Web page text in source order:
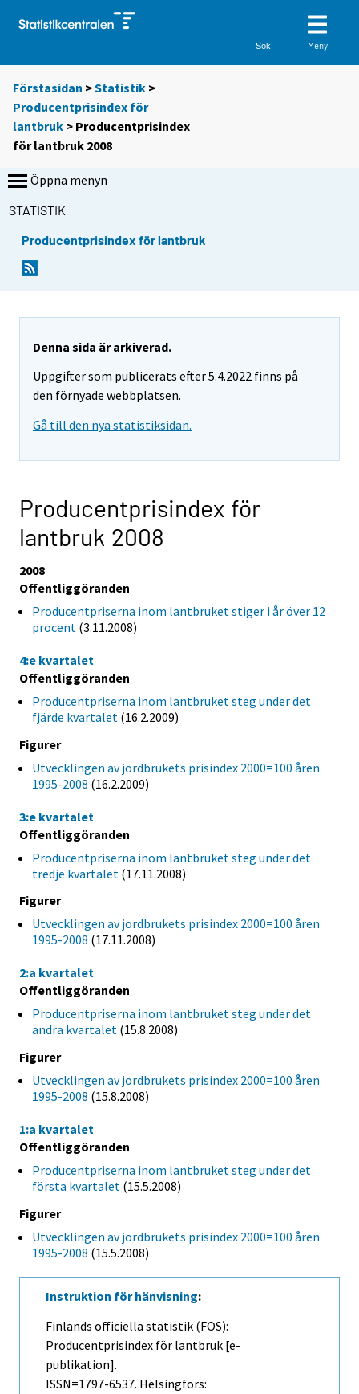
Sök Meny
Förstasidan >Statistik >
Producentprisindex för
lantbruk > Producentprisindex
för lantbruk 2008
Öppna menyn
STATISTIK
Producentprisindex för lantbruk
Denna sida är arkiverad.
Uppgifter som publicerats efter 5.4.2022 finns på
den förnyade webbplatsen.
Gå till den nya statistiksidan.
Producentprisindex för
lantbruk 2008
2008
Offentliggöranden
Producentpriserna inom lantbruket stiger i år över 12
procent (3.11.2008)
4:e kvartalet
Offentliggöranden
Producentpriserna inom lantbruket steg under det
fjärde kvartalet (16.2.2009)
Figurer
Utvecklingen av jordbrukets prisindex 2000=100 åren
1995-2008 (16.2.2009)
3:e kvartalet
Offentliggöranden
Producentpriserna inom lantbruket steg under det
tredje kvartalet (17.11.2008)
Figurer
Utvecklingen av jordbrukets prisindex 2000=100 åren
1995-2008 (17.11.2008)
2:a kvartalet
Offentliggöranden
Producentpriserna inom lantbruket steg under det
andra kvartalet (15.8.2008)
Figurer
Utvecklingen av jordbrukets prisindex 2000=100 åren
1995-2008 (15.8.2008)
1:a kvartalet
Offentliggöranden
Producentpriserna inom lantbruket steg under det
första kvartalet (15.5.2008)
Figurer
Utvecklingen av jordbrukets prisindex 2000=100 åren
1995-2008 (15.5.2008)
Instruktion för hänvisning:
Finlands officiella statistik (FOS):
Producentprisindex för lantbruk [e-
publikation].
ISSN=1797-6537. Helsingfors: